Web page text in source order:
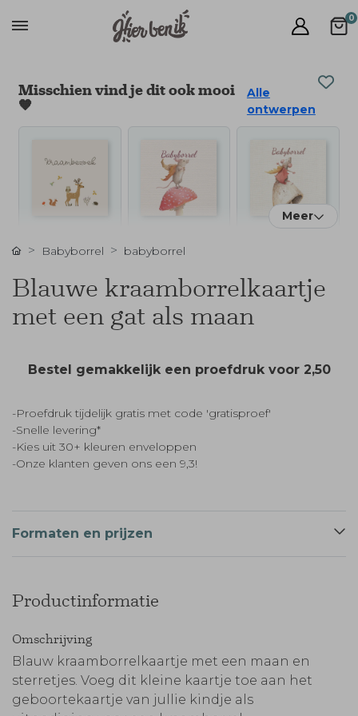
0
Misschien vind je dit ook mooi
🧡
Alle
ontwerpen
Meer
Babyborrel babyborrel
Blauwe kraamborrelkaartje
met een gat als maan
Bestel gemakkelijk een proefdruk voor 2,50
-Proefdruk tijdelijk gratis met code 'gratisproef'
-Snelle levering*
-Kies uit 30+ kleuren enveloppen
-Onze klanten geven ons een 9,3!
Formaten en prijzen
Productinformatie
Omschrijving
Blauw kraamborrelkaartje met een maan en
sterretjes. Voeg dit kleine kaartje toe aan het
geboortekaartje van jullie kindje als